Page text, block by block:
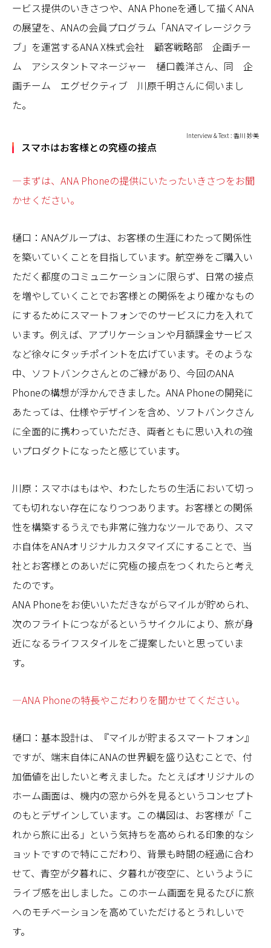
ービス提供のいきさつや、ANA Phoneを通して描くANA
の展望を、ANAの会員プログラム「ANAマイレージクラ
ブ」を運営するANA X株式会社 顧客戦略部 企画チー
ム アシスタントマネージャー 樋口義洋さん、同 企
画チーム エグゼクティブ 川原千明さんに伺いまし
た。
Interview & Text : 香川 妙美
スマホはお客様との究極の接点
—まずは、ANA Phoneの提供にいたったいきさつをお聞
かせください。
樋口：ANAグループは、お客様の生涯にわたって関係性
を築いていくことを目指しています。航空券をご購入い
ただく都度のコミュニケーションに限らず、日常の接点
を増やしていくことでお客様との関係をより確かなもの
にするためにスマートフォンでのサービスに力を入れて
います。例えば、アプリケーションや月額課金サービス
など徐々にタッチポイントを広げています。そのような
中、ソフトバンクさんとのご縁があり、今回のANA
Phoneの構想が浮かんできました。ANA Phoneの開発に
あたっては、仕様やデザインを含め、ソフトバンクさん
に全面的に携わっていただき、両者ともに思い入れの強
いプロダクトになったと感じています。
川原：スマホはもはや、わたしたちの生活において切っ
ても切れない存在になりつつあります。お客様との関係
性を構築するうえでも非常に強力なツールであり、スマ
ホ自体をANAオリジナルカスタマイズにすることで、当
社とお客様とのあいだに究極の接点をつくれたらと考え
たのです。
ANA Phoneをお使いいただきながらマイルが貯められ、
次のフライトにつながるというサイクルにより、旅が身
近になるライフスタイルをご提案したいと思っていま
す。
—ANA Phoneの特長やこだわりを聞かせてください。
樋口：基本設計は、『マイルが貯まるスマートフォン』
ですが、端末自体にANAの世界観を盛り込むことで、付
加価値を出したいと考えました。たとえばオリジナルの
ホーム画面は、機内の窓から外を見るというコンセプト
のもとデザインしています。この構図は、お客様が「こ
れから旅に出る」という気持ちを高められる印象的なシ
ョットですので特にこだわり、背景も時間の経過に合わ
せて、青空が夕暮れに、夕暮れが夜空に、というように
ライブ感を出しました。このホーム画面を見るたびに旅
へのモチベーションを高めていただけるとうれしいで
す。